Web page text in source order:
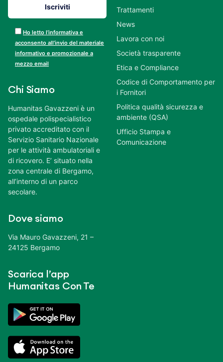
Ho letto l’informativa e
acconsento all’invio del materiale
informativo e promozionale a
mezzo email
Chi Siamo
Humanitas Gavazzeni è un
ospedale polispecialistico
privato accreditato con il
Servizio Sanitario Nazionale
per le attività ambulatoriali e
di ricovero. E’ situato nella
zona centrale di Bergamo,
all’interno di un parco
secolare.
Dove siamo
Via Mauro Gavazzeni, 21 –
24125 Bergamo
Scarica l’app
Humanitas Con Te
Trattamenti
News
Lavora con noi
Società trasparente
Etica e Compliance
Codice di Comportamento per
i Fornitori
Politica qualità sicurezza e
ambiente (QSA)
Ufficio Stampa e
Comunicazione